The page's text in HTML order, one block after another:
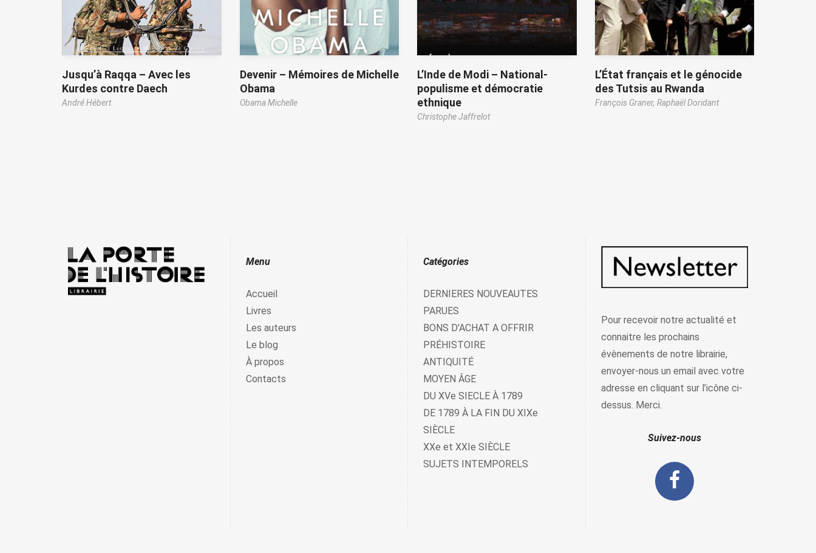
Jusqu’à Raqqa – Avec les
Kurdes contre Daech
André Hébert
Devenir – Mémoires de Michelle
Obama
Obama Michelle
L’Inde de Modi – National-
populisme et démocratie
ethnique
Christophe Jaffrelot
L’État français et le génocide
des Tutsis au Rwanda
François Graner, Raphaël Doridant
Menu
Accueil
Livres
Les auteurs
Le blog
À propos
Contacts
Catégories
DERNIERES NOUVEAUTES
PARUES
BONS D'ACHAT A OFFRIR
PRÉHISTOIRE
ANTIQUITÉ
MOYEN ÂGE
DU XVe SIECLE À 1789
DE 1789 À LA FIN DU XIXe
SIÈCLE
XXe et XXIe SIÈCLE
SUJETS INTEMPORELS
Pour recevoir notre actualité et
connaitre les prochains
évènements de notre librairie,
envoyer-nous un email avec votre
adresse en cliquant sur l’icône ci-
dessus. Merci.
Suivez-nous